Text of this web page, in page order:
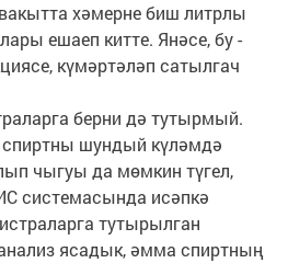
хәмерне биш литрлы
ешаеп китте. Янәсе, бу -
күмәртәләп сатылгач
берни дә тутырмый.
спиртны шундый күләмдә
чыгуы да мөмкин түгел,
системасында исәпкә
тутырылган
ясадык, әмма спиртның